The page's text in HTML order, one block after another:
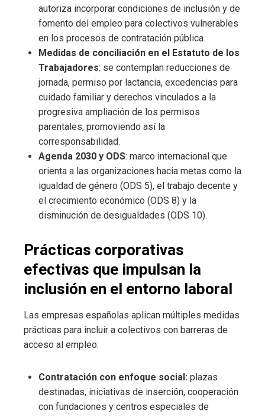
autoriza incorporar condiciones de inclusión y de
fomento del empleo para colectivos vulnerables
en los procesos de contratación pública.
Medidas de conciliación en el Estatuto de los
Trabajadores: se contemplan reducciones de
jornada, permiso por lactancia, excedencias para
cuidado familiar y derechos vinculados a la
progresiva ampliación de los permisos
parentales, promoviendo así la
corresponsabilidad.
Agenda 2030 y ODS: marco internacional que
orienta a las organizaciones hacia metas como la
igualdad de género (ODS 5), el trabajo decente y
el crecimiento económico (ODS 8) y la
disminución de desigualdades (ODS 10).
Prácticas corporativas
efectivas que impulsan la
inclusión en el entorno laboral
Las empresas españolas aplican múltiples medidas
prácticas para incluir a colectivos con barreras de
acceso al empleo:
Contratación con enfoque social: plazas
destinadas, iniciativas de inserción, cooperación
con fundaciones y centros especiales de